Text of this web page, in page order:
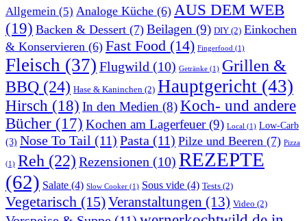
Allgemein (5) Analoge Küche (6) AUS DEM WEB
(19) Backen & Dessert (7) Beilagen (9) DIY (2) Einkochen
& Konservieren (6) Fast Food (14) Fingerfood (1)
Fleisch (37) Flugwild (10) Getränke (1) Grillen &
BBQ (24) Hase & Kaninchen (2) Hauptgericht (43)
Hirsch (18) In den Medien (8)Koch- und andere
Bücher (17) Kochen am Lagerfeuer(9) Local (1) Low-Carb
(3) Nose To Tail (11) Pasta (11) Pilze und Beeren (7) Pizza
(1) Reh (22) Rezensionen (10) REZEPTE
(62) Salate (4) Slow Cooker (1) Sous vide (4) Tests (2)
Vegetarisch (15)Veranstaltungen (13) Video (2)